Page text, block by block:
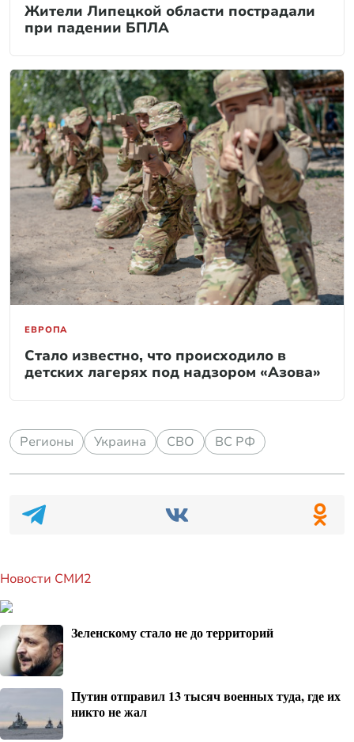
Жители Липецкой области пострадали
при падении БПЛА
ЕВРОПА
Стало известно, что происходило в
детских лагерях под надзором «Азова»
Регионы Украина СВО ВС РФ
Новости СМИ2
Зеленскому стало не до территорий
Путин отправил 13 тысяч военных туда, где их
никто не жал